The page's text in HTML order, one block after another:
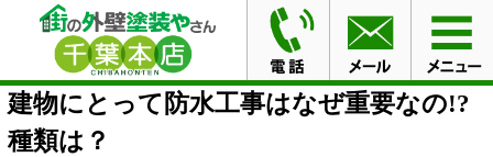
HOME コラム
建物にとって防水工事はなぜ重要なの!?
種類は？
建物にとって防水工事はなぜ重要なの!?
種類は？